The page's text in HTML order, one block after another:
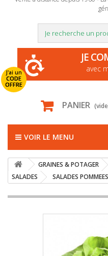
J'ai un
CODE
OFFRE
JE
avec
PANIER
VOIR LE MENU
GRAINES & POTAGER
SALADES
SALADES POMMEES